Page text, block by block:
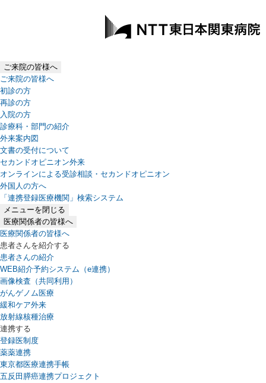
ご来院の皆様へ
ご来院の皆様へ
初診の方
再診の方
入院の方
診療科・部門の紹介
外来案内図
文書の受付について
セカンドオピニオン外来
オンラインによる受診相談・セカンドオピニオン
外国人の方へ
「連携登録医療機関」検索システム
（新しいタブで開きます）
メニューを閉じる
医療関係者の皆様へ
医療関係者の皆様へ
患者さんを紹介する
患者さんの紹介
WEB紹介予約システム（e連携）
（新しいタブで開きます）
画像検査（共同利用）
がんゲノム医療
緩和ケア外来
放射線核種治療
連携する
登録医制度
薬薬連携
東京都医療連携手帳
五反田膵癌連携プロジェクト